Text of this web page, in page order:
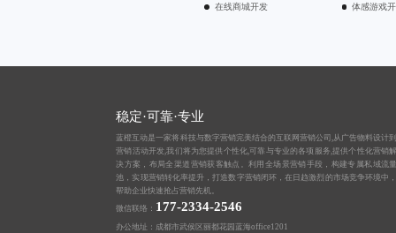
在线商城开发
体感游戏
稳定·可靠·专业
蓝橙互动是一家将科技与数字营销完美结合的互联网营销公司,从 广告物料设计
营销活动开发,我们将为您提供个性化,可靠与专业的各项服务,提供个性化营销
决方案，布局全渠道营销获客触点。利用全场景营销手段，构建专属私域流
池，实现营销转化率提升，打造数字营销闭环，在日趋激烈的市场竞争环境中
帮助企业快速抢占营销先机。
微信联络： 177-2334-2546
办公地址：成都市武侯区丽都花园蓝海office1201